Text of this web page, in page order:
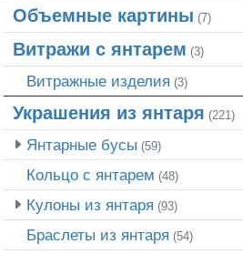
Объемные картины (7)
Витражи с янтарем (3)
Витражные изделия (3)
Украшения из янтаря (221)
Янтарные бусы (59)
Кольцо с янтарем (48)
Кулоны из янтаря (93)
Браслеты из янтаря (54)